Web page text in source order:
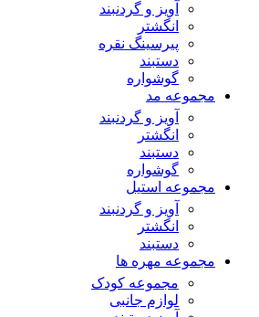
آویز و گردنبند
انگشتر
پیرسینگ نقره
دستبند
گوشواره
مجموعه مد
آویز و گردنبند
انگشتر
دستبند
گوشواره
مجموعه استیل
آویز و گردنبند
انگشتر
دستبند
مجموعه مهره ها
مجموعه کودک
لوازم جانبی